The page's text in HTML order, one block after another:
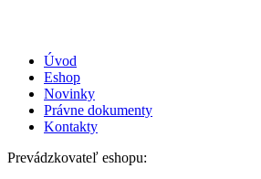
Úvod
Eshop
Novinky
Právne dokumenty
Kontakty
Prevádzkovateľ eshopu: